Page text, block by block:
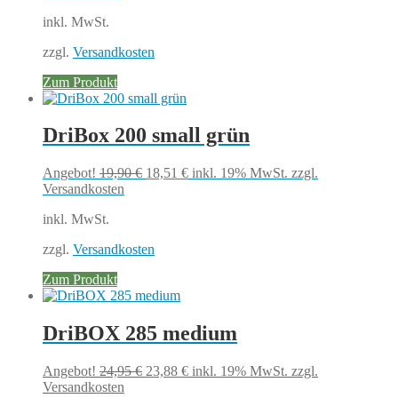
inkl. MwSt.
zzgl. Versandkosten
Zum Produkt
DriBox 200 small grün
Angebot! 19,90€ Ursprünglicher
18,51 €Aktueller
inkl. 19% MwSt. zzgl.
Versandkosten
inkl. MwSt.
zzgl. Versandkosten
Zum Produkt
DriBOX 285 medium
Angebot! 24,95€ Ursprünglicher
23,88 €Aktueller
inkl. 19% MwSt. zzgl.
Versandkosten